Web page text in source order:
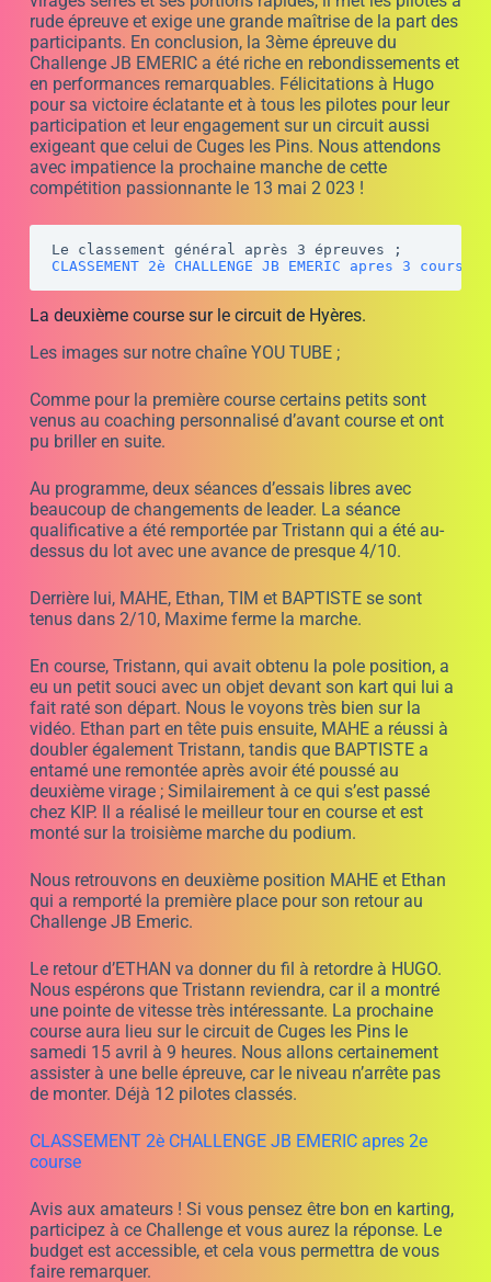
Derrière lui, MAHE, Ethan, TIM et BAPTISTE se sont
tenus dans 2/10, Maxime ferme la marche.
En course, Tristann, qui avait obtenu la pole position, a
eu un petit souci avec un objet devant son kart qui lui a
fait raté son départ. Nous le voyons très bien sur la
vidéo. Ethan part en tête puis ensuite, MAHE a réussi à
doubler également Tristann, tandis que BAPTISTE a
chez KIP. Il a réalisé le meilleur tour en course et est
Nous retrouvons en deuxième position MAHE et Ethan
qui a remporté la première place pour son retour au
Challenge JB Emeric.
Le retour d’ETHAN va donner du fil à retordre à HUGO.
Nous espérons que Tristann reviendra, car il a montré
une pointe de vitesse très intéressante. La prochaine
course aura lieu sur le circuit de Cuges les Pins le
samedi 15 avril à 9 heures. Nous allons certainement
assister à une belle épreuve, car le niveau n’arrête pas
de monter. Déjà 12 pilotes classés.
CLASSEMENT 2è CHALLENGE JB EMERIC apres 2e
course
Avis aux amateurs ! Si vous pensez être bon en karting,
participez à ce Challenge et vous aurez la réponse. Le
budget est accessible, et cela vous permettra de vous
faire remarquer.
En somme, la deuxième course du Challenge JB Emeric
a été très animée avec des séances d’essais libres
riches en changements de leader et une séance
qualificative remportée par Tristann. La course a vu la
victoire d’Ethan, avec MAHE en deuxième position et
BAPTISTE en troisième position après une belle
remontée et le record du tour. Du coup il prend la tête du
classement général. Nous sommes impatients de voir la
prochaine course sur le circuit de Cuges les Pins et
Challenge JB Emeric est un excellent moyen de se faire
remarquer et de montrer son talent sur la piste.
La vidéo de la récompense de Hugo Makinadjian
vainqueur du premier Challenge JB EMERIC est en ligne
;
Une séance de coaching en karting à moteur 2 temps
sur le circuit de Brignoles à gagner.
la 1ère course du 2è Challenge de karting pour enfants.
Ce samedi 4 mars, les jeunes pilotes ont pris d’assaut le
circuit de karting de k i p pour